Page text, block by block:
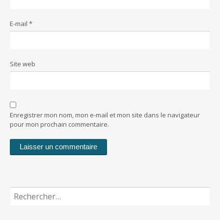
E-mail *
Site web
Enregistrer mon nom, mon e-mail et mon site dans le navigateur
pour mon prochain commentaire.
Rechercher :